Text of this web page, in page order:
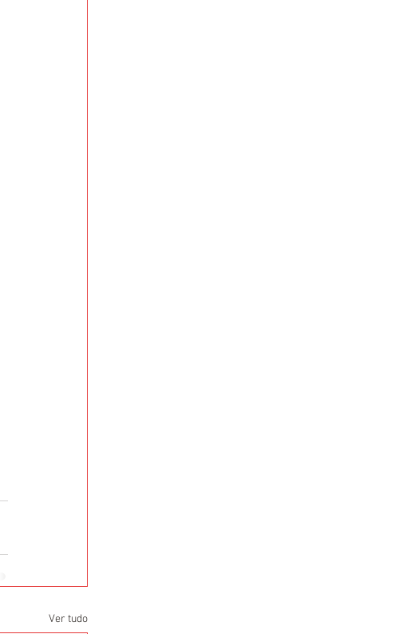
Ver tudo